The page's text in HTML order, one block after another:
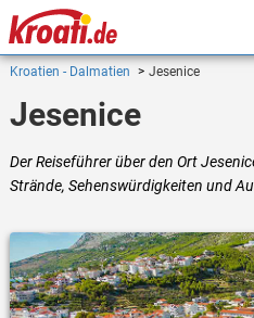
Kroatien - Dalmatien Jesenice
Jesenice
Der Reiseführer über den Ort
Strände, Sehenswürdigkeiten und